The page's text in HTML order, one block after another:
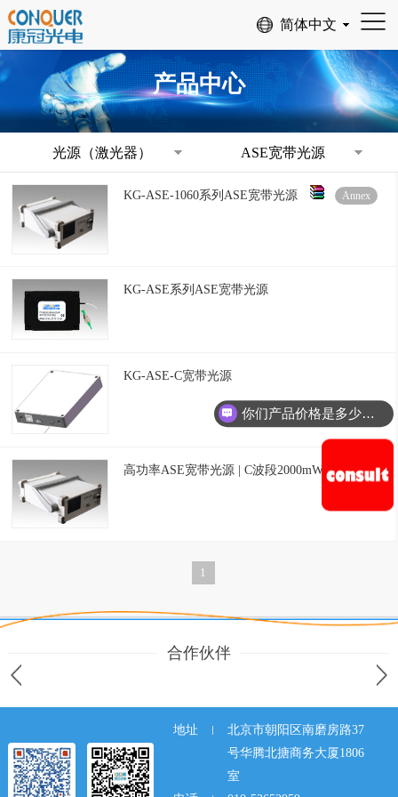
产品中心
光源（激光器） ASE宽带光源
KG-ASE-1060系列ASE宽带光源 Annex
KG-ASE系列ASE宽带光源
KG-ASE-C宽带光源
高功率ASE宽带光源 | C波段2000mW
1
合作伙伴
地址
北京市朝阳区南磨房路37
号华腾北搪商务大厦1806
室
你们产品价格是多少钱？